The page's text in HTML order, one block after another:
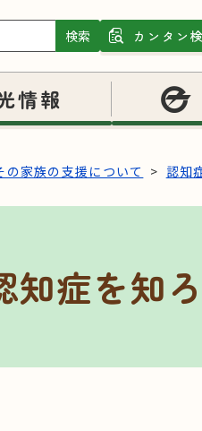
検索 カンタン
情報
の家族の支援について 認知
知症を知